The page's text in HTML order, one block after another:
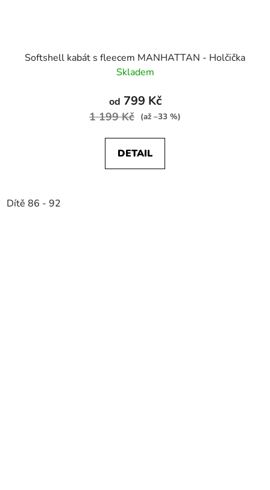
Softshell kabát s fleecem MANHATTAN - Holčička
Skladem
od 799 Kč
1 199 Kč (až –33 %)
DETAIL
Dítě 86 - 92